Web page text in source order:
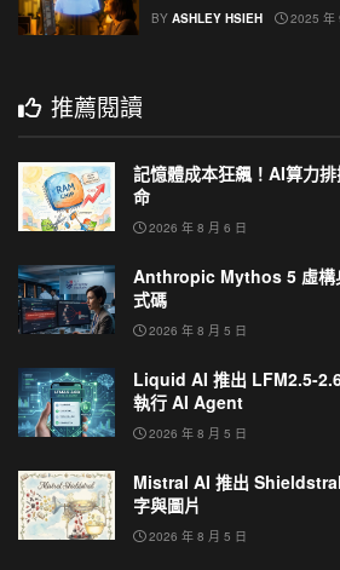
BY ASHLEY HSIEH 2025 年
推薦閱讀
記憶體成本狂飆！AI算力
命
2026 年 8 月 6 日
Anthropic Mythos 5 虛構
式碼
2026 年 8 月 5 日
Liquid AI 推出 LFM2.5-
執行 AI Agent
2026 年 8 月 5 日
Mistral AI 推出
字與圖片
2026 年 8 月 5 日